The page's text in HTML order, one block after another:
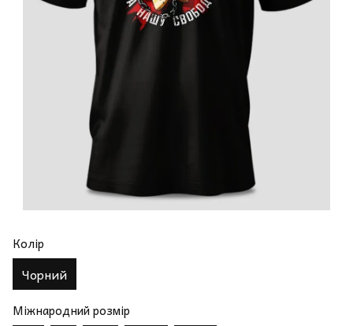
Колір
Чорний
Міжнародний розмір